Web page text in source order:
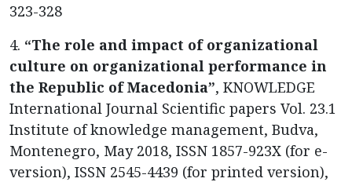
323-328
4. “The role and impact of organizational
culture on organizational performance in
the Republic of Macedonia”, KNOWLEDGE
International Journal Scientific papers Vol. 23.1
Institute of knowledge management, Budva,
Montenegro, May 2018, ISSN 1857-923X (for e-
version), ISSN 2545-4439 (for printed version),